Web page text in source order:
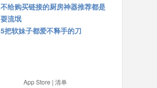
不给购买链接的厨房神器推荐都是
耍流氓
5把软妹子都爱不释手的刀
App Store | 清单